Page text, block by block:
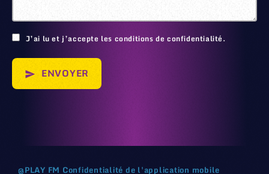
J’ai lu et j’accepte les conditions de confidentialité.
send ENVOYER
@PLAY FM Confidentialité de l'application mobile